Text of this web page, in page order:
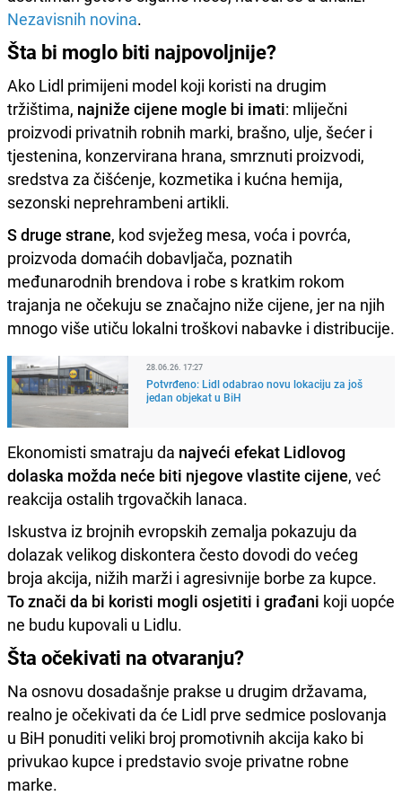
Nezavisnih novina.
Šta bi moglo biti najpovoljnije?
Ako Lidl primijeni model koji koristi na drugim
tržištima, najniže cijene mogle bi imati: mliječni
proizvodi privatnih robnih marki, brašno, ulje, šećer i
tjestenina, konzervirana hrana, smrznuti proizvodi,
sredstva za čišćenje, kozmetika i kućna hemija,
sezonski neprehrambeni artikli.
S druge strane, kod svježeg mesa, voća i povrća,
proizvoda domaćih dobavljača, poznatih
međunarodnih brendova i robe s kratkim rokom
trajanja ne očekuju se značajno niže cijene, jer na njih
mnogo više utiču lokalni troškovi nabavke i distribucije.
28.06.26. 17:27
Potvrđeno: Lidl odabrao novu lokaciju za još
jedan objekat u BiH
Ekonomisti smatraju da najveći efekat Lidlovog
dolaska možda neće biti njegove vlastite cijene, već
reakcija ostalih trgovačkih lanaca.
Iskustva iz brojnih evropskih zemalja pokazuju da
dolazak velikog diskontera često dovodi do većeg
broja akcija, nižih marži i agresivnije borbe za kupce.
To znači da bi koristi mogli osjetiti i građani koji uopće
ne budu kupovali u Lidlu.
Šta očekivati na otvaranju?
Na osnovu dosadašnje prakse u drugim državama,
realno je očekivati da će Lidl prve sedmice poslovanja
u BiH ponuditi veliki broj promotivnih akcija kako bi
privukao kupce i predstavio svoje privatne robne
marke.